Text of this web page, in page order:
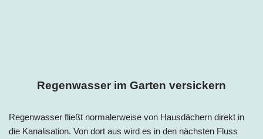
Regenwasser im Garten versickern
Regenwasser fließt normalerweise von Hausdächern direkt in
die Kanalisation. Von dort aus wird es in den nächsten Fluss